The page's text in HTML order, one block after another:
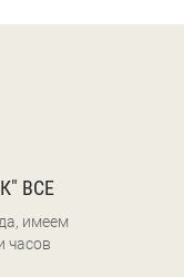
ВСЕ
имеем
часов